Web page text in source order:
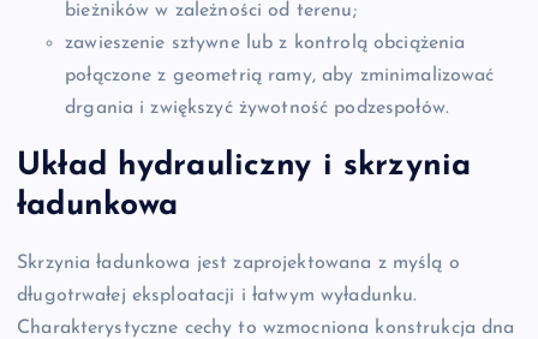
bieżników w zależności od terenu;
zawieszenie sztywne lub z kontrolą obciążenia
połączone z geometrią ramy, aby zminimalizować
drgania i zwiększyć żywotność podzespołów.
Układ hydrauliczny i skrzynia
ładunkowa
Skrzynia ładunkowa jest zaprojektowana z myślą o
długotrwałej eksploatacji i łatwym wyładunku.
Charakterystyczne cechy to wzmocniona konstrukcja dna